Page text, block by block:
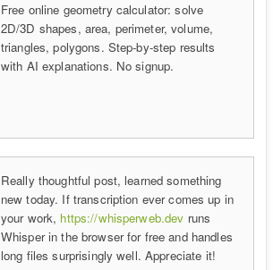
Free online geometry calculator: solve
2D/3D shapes, area, perimeter, volume,
triangles, polygons. Step-by-step results
with AI explanations. No signup.
Really thoughtful post, learned something
new today. If transcription ever comes up in
your work, https://whisperweb.dev runs
Whisper in the browser for free and handles
long files surprisingly well. Appreciate it!